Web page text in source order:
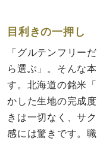
目利きの一押し
「グルテンフリー
ら選ぶ」。そんな
す。北海道の銘米
かした生地の完成
きは一切なく、サ
感には驚きです。